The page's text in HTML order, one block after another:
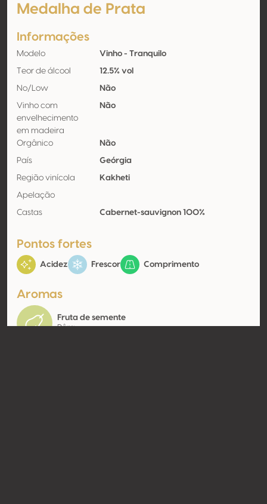
Medalha de Prata
Informações
Modelo Vinho - Tranquilo
Teor de álcool 12.5% vol
No/Low Não
Vinho com
envelhecimento
em madeira
Não
Orgânico Não
País Geórgia
Região vinícola Kakheti
Apelação
Castas Cabernet-sauvignon 100%
Pontos fortes
Acidez Frescor Comprimento
Aromas
Fruta de semente
Pêra